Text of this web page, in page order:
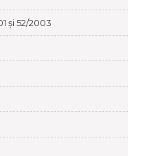
și 52/2003